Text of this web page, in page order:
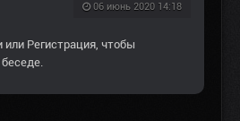
06 июнь 2020 14:18
или Регистрация, чтобы